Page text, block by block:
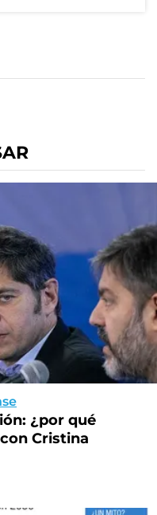
¿por qué
Cristina